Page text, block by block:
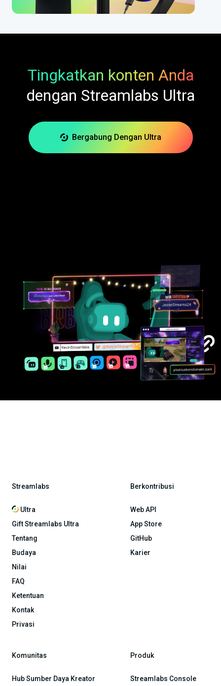
Tingkatkan konten Anda
dengan Streamlabs Ultra
Bergabung Dengan Ultra
Streamlabs
Ultra
Gift Streamlabs Ultra
Tentang
Budaya
Nilai
FAQ
Ketentuan
Kontak
Privasi
Berkontribusi
Web API
App Store
GitHub
Karier
Komunitas
Hub Sumber Daya Kreator
Produk
Streamlabs Console